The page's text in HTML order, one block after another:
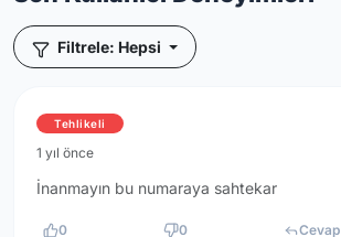
Filtrele: Hepsi
Tehlikeli
1 yıl önce
İnanmayın bu numaraya sahtekar
0 0 Cevap